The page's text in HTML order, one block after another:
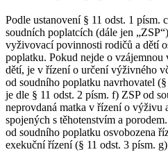
Podle ustanovení § 11 odst. 1 písm.
soudních poplatcích (dále jen
vyživovací povinnosti rodičů a dětí
poplatku. Pokud nejde o
dětí, je v řízení o určení výživného
od soudního poplatku navrhovatel
je dle § 11 odst. 2 písm. f) ZSP od
neprovdaná matka v řízení o výživu
spojených s těhotenstvím a
od soudního poplatku osvobozena
exekuční řízení (§ 11 odst. 3 písm.